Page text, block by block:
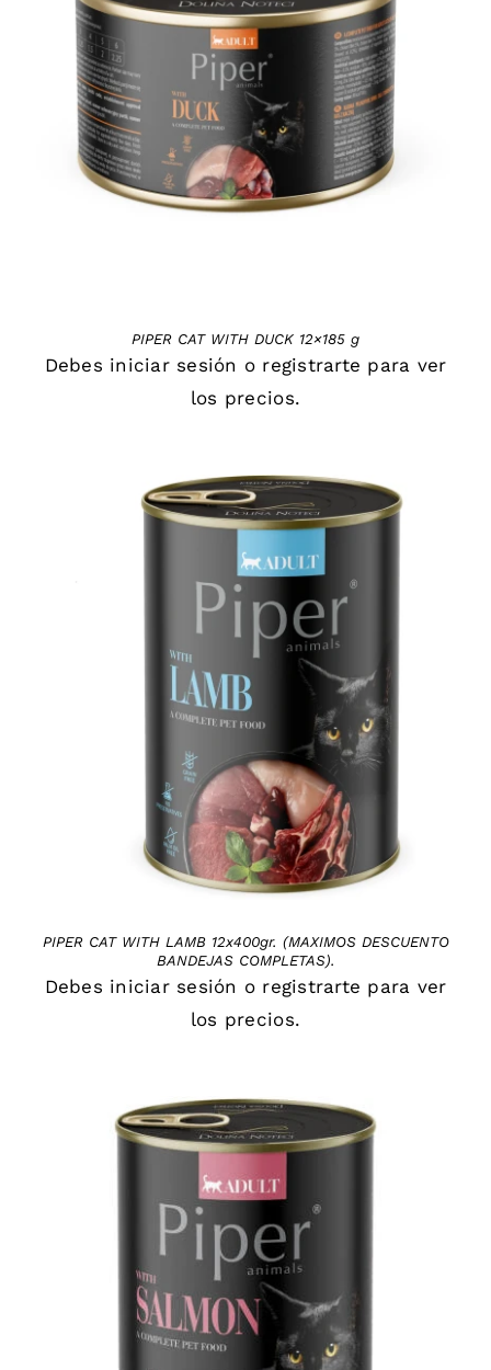
DETAILS
PIPER CAT WITH DUCK 12×185 g
Debes iniciar sesión o registrarte para ver
los precios.
DETAILS
PIPER CAT WITH LAMB 12x400gr. (MAXIMOS DESCUENTO
BANDEJAS COMPLETAS).
Debes iniciar sesión o registrarte para ver
los precios.
DETAILS